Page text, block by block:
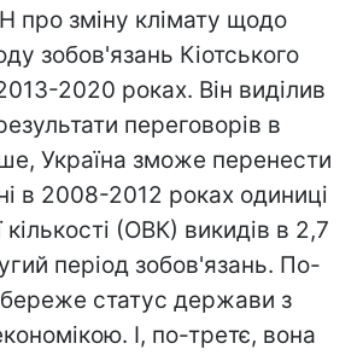
про зміну клімату щодо
зобов'язань Кіотського
2020 роках. Він виділив
переговорів в
Україна зможе перенести
в 2008-2012 роках одиниці
кількості (ОВК) викидів в 2,7
період зобов'язань. По-
статус держави з
І, по-третє, вона